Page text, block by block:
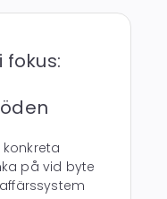
på vid byte